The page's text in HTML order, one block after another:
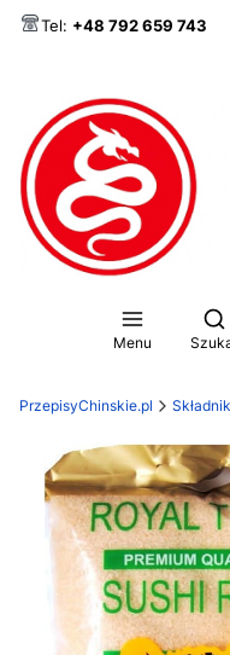
Tel: +48 792 659 743
Menu
PrzepisyChinskie.pl